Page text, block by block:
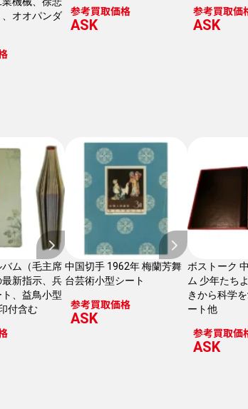
オオパンダ
参考買取価格
ASK
参考買取価
ASK
ム（毛主席
新指示、兵
、益鳥小型
付含む
中国切手 1962年 梅蘭芳舞
台芸術小型シート
参考買取価格
ASK
ボストーク
ム 少年たち
きから科学
ート他
参考買取価
ASK